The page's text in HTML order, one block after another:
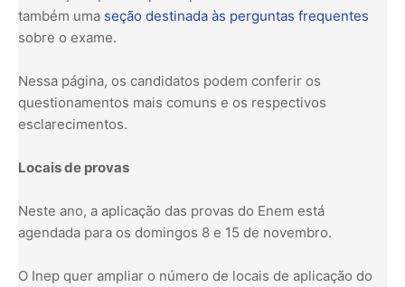
também uma seção destinada às perguntas frequentes
sobre o exame.
Nessa página, os candidatos podem conferir os
questionamentos mais comuns e os respectivos
esclarecimentos.
Locais de provas
Neste ano, a aplicação das provas do Enem está
agendada para os domingos 8 e 15 de novembro.
O Inep quer ampliar o número de locais de aplicação do